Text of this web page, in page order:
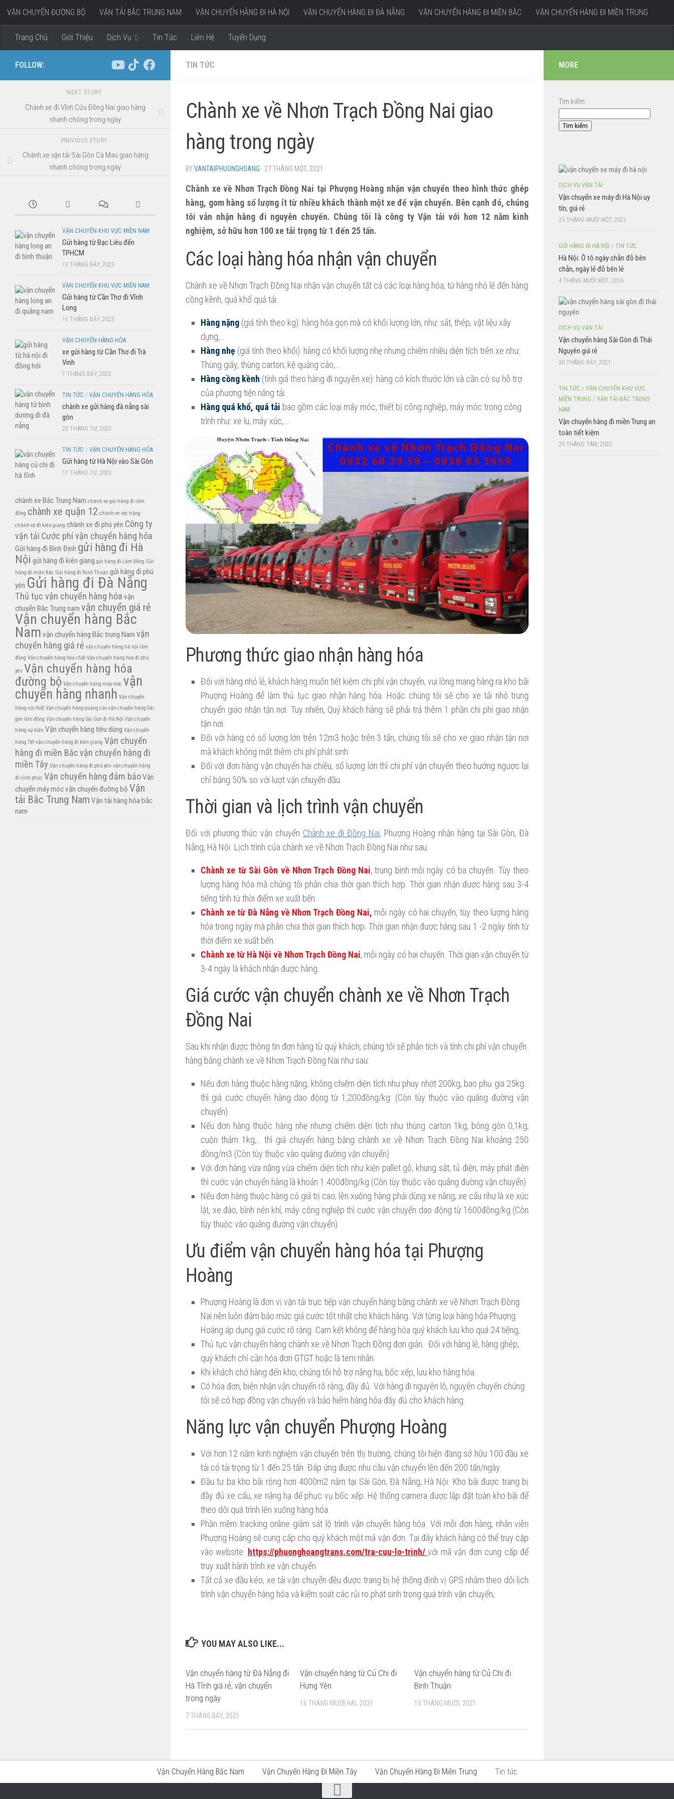
Skip to content
VẬN CHUYỂN ĐƯỜNG BỘ VẬN TẢI BẮC TRUNG NAM VẬN CHUYỂN HÀNG ĐI HÀ NỘI VẬN CHUYỂN HÀNG ĐI ĐÀ NẴNG VẬN CHUYỂN HÀNG ĐI MIỀN BẮC VẬN CHUYỂN HÀNG ĐI MIỀN TRUNG
VẬN CHUYỂN HÀNG ĐI MIỀN TÂY
Trang Chủ Giới Thiệu Dịch Vụ Tin Tức Liên Hệ Tuyển Dụng
TIN TỨC
Chành xe về Nhơn Trạch Đồng Nai giao
hàng trong ngày
BYVANTAIPHUONGHOANG · 27 THÁNG MỘT, 2021
Chành xe về Nhơn Trạch Đồng Nai tại Phượng Hoàng nhận vận chuyển theo hình thức ghép
hàng, gom hàng số lượng ít từ nhiều khách thành một xe để vận chuyển. Bên cạnh đó, chúng
tôi vẫn nhận hàng đi nguyên chuyến. Chúng tôi là công ty Vận tải với hơn 12 năm kinh
nghiệm, sở hữu hơn 100 xe tải trọng từ 1 đến 25 tấn.
Các loại hàng hóa nhận vận chuyển
Chành xe về Nhơn Trạch Đồng Nai nhận vận chuyển tất cả các loại hàng hóa, từ hàng nhỏ lẻ đến hàng
cồng kềnh, quá khổ quá tải.
Hàng nặng (giá tính theo kg): hàng hóa gọn mà có khối lượng lớn, như: sắt, thép, vật liệu xây
dựng,…
Hàng nhẹ (giá tính theo khối): hàng có khối lượng nhẹ nhưng chiếm nhiều diện tích trên xe như:
Thùng giấy, thùng carton; kệ quảng cáo,…
Hàng cồng kềnh (tính giá theo hàng đi nguyên xe): hàng có kích thước lớn và cần có sự hỗ trợ
của phương tiện nâng tải.
Hàng quá khổ, quá tải bao gồm các loại máy móc, thiết bị công nghiệp, máy móc trong công
trình như: xe lu, máy xúc,….
Phương thức giao nhận hàng hóa
Đối với hàng nhỏ lẻ, khách hàng muốn tiết kiệm chi phí vận chuyển, vui lòng mang hàng ra kho bãi
Phượng Hoàng để làm thủ tục giao nhận hàng hóa. Hoặc chúng tôi sẽ cho xe tải nhỏ trung
chuyển giao nhận tận nơi. Tuy nhiên, Quý khách hàng sẽ phải trả thêm 1 phần chi phí giao nhận
tận nơi.
Đối với hàng có số lượng lớn trên 12m3 hoặc trên 3 tấn, chúng tôi sẽ cho xe giao nhận tận nơi
mà khách không mất thêm chi phí phát sinh.
Đối với đơn hàng vận chuyển hai chiều, số lượng lớn thì chi phí vận chuyển theo hướng ngược lại
chỉ bằng 50% so với lượt vận chuyển đầu.
Thời gian và lịch trình vận chuyển
Đối với phương thức vận chuyển Chành xe đi Đồng Nai, Phượng Hoàng nhận hàng tại Sài Gòn, Đà
Nẵng, Hà Nội. Lịch trình của chành xe về Nhơn Trạch Đồng Nai như sau:
Chành xe từ Sài Gòn về Nhơn Trạch Đồng Nai, trung bình mỗi ngày có ba chuyến. Tùy theo
lượng hàng hóa mà chúng tôi phân chia thời gian thích hợp. Thời gian nhận được hàng sau 3-4
tiếng tính từ thời điểm xe xuất bến.
Chành xe từ Đà Nẵng về Nhơn Trạch Đồng Nai, mỗi ngày có hai chuyến, tùy theo lượng hàng
hóa trong ngày mà phân chia thời gian thích hợp. Thời gian nhận được hàng sau 1 -2 ngày tính từ
thời điểm xe xuất bến.
Chành xe từ Hà Nội về Nhơn Trạch Đồng Nai, mỗi ngày có hai chuyến. Thời gian vận chuyển từ
3-4 ngày là khách nhận được hàng.
Giá cước vận chuyển chành xe về Nhơn Trạch
Đồng Nai
Sau khi nhận được thông tin đơn hàng từ quý khách, chúng tôi sẽ phân tích và tính chi phí vận chuyển
hàng bằng chành xe về Nhơn Trạch Đồng Nai như sau:
Nếu đơn hàng thuộc hàng nặng, không chiếm diện tích như phuy nhớt 200kg, bao phụ gia 25kg…
thì giá cước chuyển hàng dao động từ 1,200đồng/kg. (Còn tùy thuộc vào quãng đường vận
chuyển)
Nếu đơn hàng thuộc hàng nhẹ nhưng chiếm diện tích như thùng carton 1kg, bông gòn 0,1kg,
cuộn thảm 1kg,… thì giá chuyển hàng bằng chành xe về Nhơn Trạch Đồng Nai khoảng 250
đồng/m3.(Còn tùy thuộc vào quãng đường vận chuyển)
Với đơn hàng vừa nặng vừa chiếm diện tích như kiện pallet gỗ, khung sắt, tủ điện, máy phát điện
thì cước vận chuyển hàng là khoản 1.400đồng/kg.(Còn tùy thuộc vào quãng đường vận chuyển)
Nếu đơn hàng thuộc hàng có giá trị cao, lên xuống hàng phải dùng xe nâng, xe cẩu như là xe xúc
lật, xe đào, bình nén khí, máy công nghiệp thì cước vận chuyển dao động từ 1600đồng/kg.(Còn
tùy thuộc vào quãng đường vận chuyển)
Ưu điểm vận chuyển hàng hóa tại Phượng
Hoàng
Phượng Hoàng là đơn vị vận tải trực tiếp vận chuyển hàng bằng chành xe về Nhơn Trạch Đồng
Nai nên luôn đảm bảo mức giá cước tốt nhất cho khách hàng. Với từng loại hàng hóa Phượng
Hoàng áp dụng giá cước rõ ràng. Cam kết không để hàng hóa quý khách lưu kho quá 24 tiếng,
Thủ tục vận chuyển hàng chành xe về Nhơn Trạch Đồng đơn giản. Đối với hàng lẻ, hàng ghép,
quý khách chỉ cần hóa đơn GTGT hoặc là tem nhãn.
Khi khách chở hàng đến kho, chúng tôi hỗ trợ nâng hạ, bốc xếp, lưu kho hàng hóa.
Có hóa đơn, biên nhận vận chuyển rõ ràng, đầy đủ. Với hàng đi nguyên lô, nguyên chuyến chúng
tôi sẽ có hợp đồng vận chuyển và bảo hiểm hàng hóa đầy đủ cho khách hàng.
Năng lực vận chuyển Phượng Hoàng
Với hơn 12 năm kinh nghiệm vận chuyển trên thị trường, chúng tôi hiện đang sở hữu 100 đầu xe
tải có tải trọng từ 1 đến 25 tấn. Đáp ứng được nhu cầu vận chuyển lên đến 200 tấn/ngày.
Đầu tư ba kho bãi rộng hơn 4000m2 nằm tại Sài Gòn, Đà Nẵng, Hà Nội. Kho bãi được trang bị
đầy đủ xe cẩu, xe nâng hạ để phục vụ bốc xếp. Hệ thống camera được lắp đặt toàn kho bãi để
theo dõi quá trình lên xuống hàng hóa.
Phần mềm tracking online giám sát lộ trình vận chuyển hàng hóa. Với mỗi đơn hàng, nhân viên
Phượng Hoàng sẽ cung cấp cho quý khách một mã vận đơn. Tại đây khách hàng có thể truy cập
vào website: https://phuonghoangtrans.com/tra-cuu-lo-trinh/với mã vận đơn cung cấp để
truy xuất hành trình xe vận chuyển
Tất cả xe đầu kéo, xe tải vận chuyển đều được trang bị hệ thống định vị GPS nhằm theo dõi lịch
trình vận chuyển hàng hóa và kiểm soát các rủi ro phát sinh trong quá trình vận chuyển,
YOU MAY ALSO LIKE...
Vận chuyển hàng từ Đà Nẵng đi
Hà Tĩnh giá rẻ, vận chuyển
trong ngày
7 THÁNG BẢY, 2021
Vận chuyển hàng từ Củ Chi đi
Hưng Yên
16 THÁNG MƯỜI HAI, 2021
Vận chuyển hàng từ Củ Chi đi
Bình Thuận
15 THÁNG MƯỜI, 2021
FOLLOW:
NEXT STORY
Chành xe đi Vĩnh Cửu Đồng Nai giao hàng
nhanh chóng trong ngày
PREVIOUS STORY
Chành xe vận tải Sài Gòn Cà Mau giao hàng
nhanh chóng trong ngày
VẬN CHUYỂN KHU VỰC MIỀN NAM
Gửi hàng từ Bạc Liêu đến
TPHCM
13 THÁNG BẢY, 2023
VẬN CHUYỂN KHU VỰC MIỀN NAM
Gửi hàng từ Cần Thơ đi Vĩnh
Long
11 THÁNG BẢY, 2023
VẬN CHUYỂN HÀNG HÓA
xe gửi hàng từ Cần Thơ đi Trà
Vinh
7 THÁNG BẢY, 2023
TIN TỨC / VẬN CHUYỂN HÀNG HÓA
chành xe gửi hàng đà nẵng sài
gòn
20 THÁNG TƯ, 2023
TIN TỨC / VẬN CHUYỂN HÀNG HÓA
Gửi hàng từ Hà Nội vào Sài Gòn
17 THÁNG TƯ, 2023
chành xe Bắc Trung Nam chành xe gửi hàng đi lâm
đồng chành xe quận 12 chành xe sóc trăng
chành xe đi kiên giang chành xe đi phú yên Công ty
vận tải Cước phí vận chuyển hàng hóa
Gửi hàng đi Bình Định gửi hàng đi Hà
Nội gửi hàng đi kiên giang gửi hàng đi Lâm Đồng Gửi
hàng đi miền Bắc Gửi hàng đi Ninh Thuận gửi hàng đi phú
yên Gửi hàng đi Đà Nẵng
Thủ tục vận chuyển hàng hóa vận
chuyển Bắc Trung nam vận chuyển giá rẻ
Vận chuyển hàng Bắc
Nam vận chuyển hàng Bắc trung Nam vận
chuyển hàng giá rẻ vận chuyển hàng hà nội lâm
đồng Vận chuyển hàng hóa chất Vận chuyển hàng hóa đi phú
yên Vận chuyển hàng hóa
đường bộ Vận chuyển hàng máy móc vận
chuyển hàng nhanh Vận chuyển
hàng nội thất Vận chuyển hàng quảng cáo vận chuyển hàng Sài
gòn lâm đồng Vận chuyển hàng Sài Gòn đi Hà Nội Vận chuyển
hàng sự kiện Vận chuyển hàng tiêu dùng Vận chuyển
hàng Tết vận chuyển hàng đi kiên giang Vận chuyển
hàng đi miền Bắcvận chuyển hàng đi
miền Tây Vận chuyển hàng đi phú yên vận chuyển hàng
đi vĩnh phúc Vận chuyển hàng đảm bảoVận
chuyển máy mócvận chuyển đường bộ Vận
tải Bắc Trung Nam Vận tải hàng hóa bắc
nam
MORE
Tìm kiếm
Tìm kiếm
DỊCH VỤ VẬN TẢI
Vận chuyển xe máy đi Hà Nội uy
tín, giá rẻ
25 THÁNG MƯỜI MỘT, 2021
GỬI HÀNG ĐI HÀ NỘI / TIN TỨC
Hà Nội: Ô tô ngày chẵn đỗ bên
chẵn, ngày lẻ đỗ bên lẻ
4 THÁNG MƯỜI MỘT, 2016
DỊCH VỤ VẬN TẢI
Vận chuyển hàng Sài Gòn đi Thái
Nguyên giá rẻ
30 THÁNG BẢY, 2021
TIN TỨC / VẬN CHUYỂN KHU VỰC
MIỀN TRUNG / VẬN TẢI BẮC TRUNG
NAM
Vận chuyển hàng đi miền Trung an
toàn tiết kiệm
20 THÁNG TÁM, 2020
Vận Chuyển Hàng Bắc Nam Vận Chuyển Hàng Đi Miền Tây Vận Chuyển Hàng Đi Miền Trung Tin tức